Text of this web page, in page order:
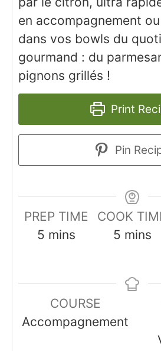
en accompagnement
dans vos bowls du
gourmand : du
pignons grillés !
Print
Pin
PREP TIME
5minutes
mins
COOK
5minutes
mins
COURSE
Accompagnement